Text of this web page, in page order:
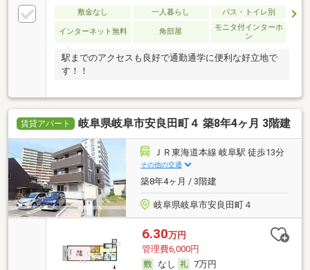
敷金なし 一人暮らし バス・トイレ別
インターネット無料 角部屋
モニタ付インターホ
ン
駅までのアクセスも良好で通勤通学に便利な好立地で
す！！
賃貸アパート 岐阜県岐阜市安良田町４ 築8年4ヶ月 3階建
ＪＲ東海道本線 岐阜駅 徒歩13分
その他の交通
築8年4ヶ月 / 3階建
岐阜県岐阜市安良田町４
6.30万円
管理費6,000円
なし
7万円